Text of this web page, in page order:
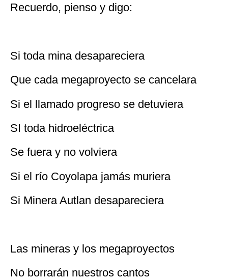
Recuerdo, pienso y digo:
Si toda mina desapareciera
Que cada megaproyecto se cancelara
Si el llamado progreso se detuviera
SI toda hidroeléctrica
Se fuera y no volviera
Si el río Coyolapa jamás muriera
Si Minera Autlan desapareciera
Las mineras y los megaproyectos
No borrarán nuestros cantos